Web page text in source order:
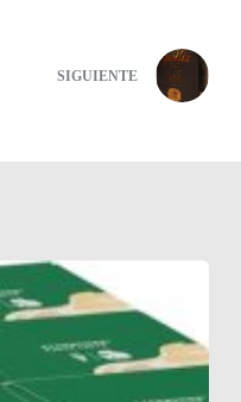
SIGUIENTE